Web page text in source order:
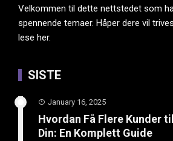
Velkommen til dette nettstedet som
spennende temaer. Håper dere vil
lese her.
SISTE
January 16, 2025
Hvordan Få Flere Kunder
Din: En Komplett Guide